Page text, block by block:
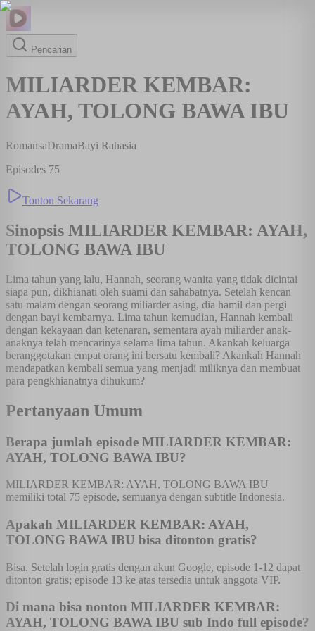
Pencarian
MILIARDER KEMBAR:
AYAH, TOLONG BAWA IBU
RomansaDramaBayi Rahasia
Episodes 75
Tonton Sekarang
Sinopsis MILIARDER KEMBAR: AYAH,
TOLONG BAWA IBU
Lima tahun yang lalu, Hannah, seorang wanita yang tidak dicintai
siapa pun, dikhianati oleh suami dan sahabatnya. Setelah kencan
satu malam dengan seorang miliarder asing, dia hamil dan pergi
dengan bayi kembarnya. Lima tahun kemudian, Hannah kembali
dengan kekayaan dan ketenaran, sementara ayah miliarder anak-
anaknya telah mencarinya selama lima tahun. Akankah keluarga
beranggotakan empat orang ini bersatu kembali? Akankah Hannah
mendapatkan kembali semua yang menjadi miliknya dan membuat
para pengkhianatnya dihukum?
Pertanyaan Umum
Berapa jumlah episode MILIARDER KEMBAR:
AYAH, TOLONG BAWA IBU?
MILIARDER KEMBAR: AYAH, TOLONG BAWA IBU
memiliki total 75 episode, semuanya dengan subtitle Indonesia.
Apakah MILIARDER KEMBAR: AYAH,
TOLONG BAWA IBU bisa ditonton gratis?
Bisa. Setelah login gratis dengan akun Google, episode 1-12 dapat
ditonton gratis; episode 13 ke atas tersedia untuk anggota VIP.
Di mana bisa nonton MILIARDER KEMBAR:
AYAH, TOLONG BAWA IBU sub Indo full episode?